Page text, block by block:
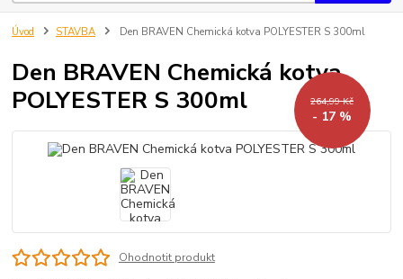
Úvod STAVBA Den BRAVEN Chemická kotva POLYESTER S 300ml
Den BRAVEN Chemická kotva
POLYESTER S 300ml
264,99 Kč
- 17 %
Ohodnotit produkt